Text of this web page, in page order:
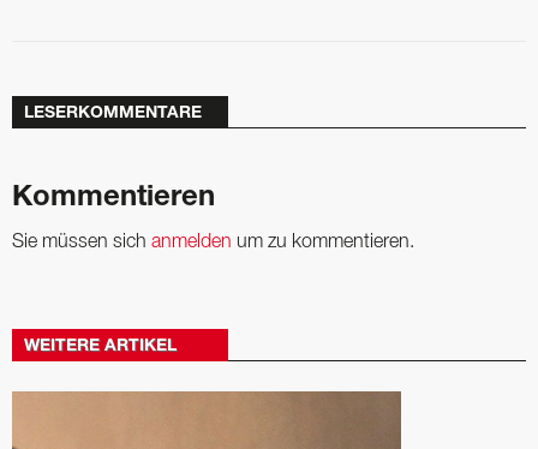
LESERKOMMENTARE
Kommentieren
Sie müssen sich anmelden um zu kommentieren.
WEITERE ARTIKEL